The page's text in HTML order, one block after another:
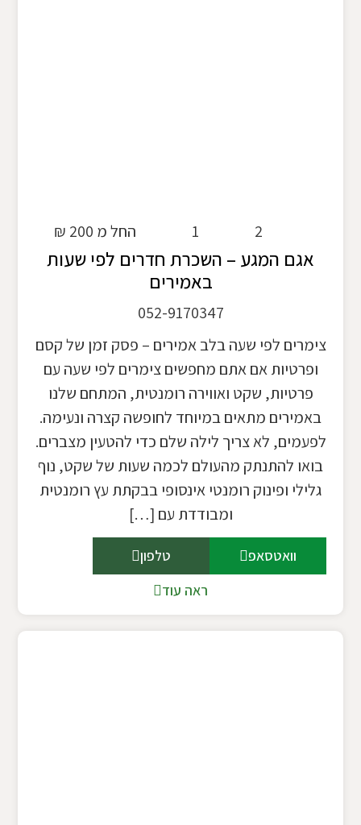
החל מ 200 ₪ 1 2
אגם המגע – השכרת חדרים לפי שעות
באמירים
052-9170347
צימרים לפי שעה בלב אמירים – פסק זמן של קסם
ופרטיות אם אתם מחפשים צימרים לפי שעה עם
פרטיות, שקט ואווירה רומנטית, המתחם שלנו
באמירים מתאים במיוחד לחופשה קצרה ונעימה.
לפעמים, לא צריך לילה שלם כדי להטעין מצברים.
בואו להתנתק מהעולם לכמה שעות של שקט, נוף
גלילי ופינוק רומנטי אינסופי בבקתת עץ רומנטית
ומבודדת עם […]
וואטסאפ
טלפון
ראה עוד